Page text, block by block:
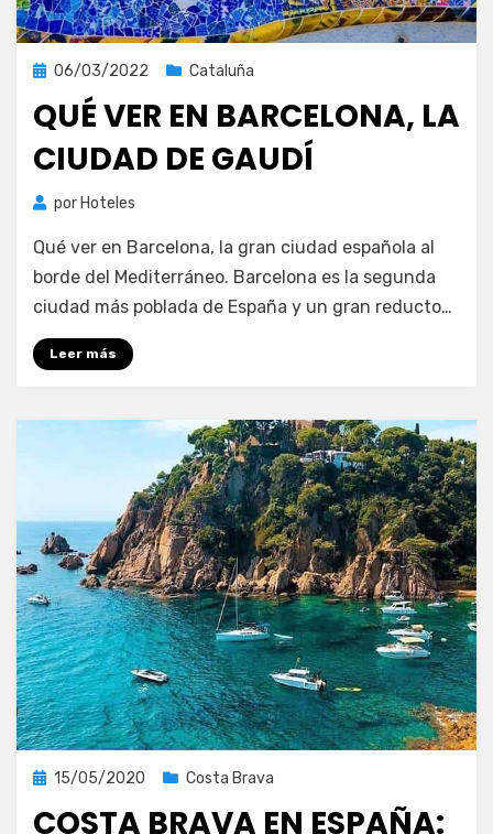
Publicada
06/03/2022 Cataluña
QUÉ VER EN BARCELONA, LA
CIUDAD DE GAUDÍ
por Hoteles
Qué ver en Barcelona, la gran ciudad española al
borde del Mediterráneo. Barcelona es la segunda
ciudad más poblada de España y un gran reducto…
Leer más
Publicada
15/05/2020 Costa Brava
COSTA BRAVA EN ESPAÑA: